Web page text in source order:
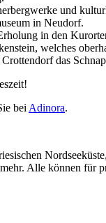
und
in Neudorf.
in den
welches
das
bei Adinora.
Alle können